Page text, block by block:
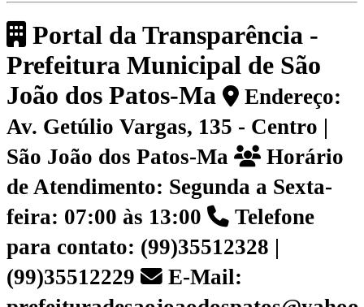
Portal da Transparência -
Prefeitura Municipal de São
João dos Patos-Ma
Endereço:
Av. Getúlio Vargas, 135 - Centro |
São João dos Patos-Ma
Horário
de Atendimento: Segunda a Sexta-
feira: 07:00 às 13:00
Telefone
para contato: (99)35512328 |
(99)35512229
E-Mail: